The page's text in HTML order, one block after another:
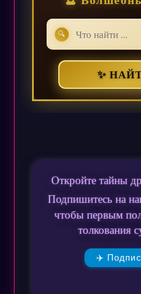
🔍
✨
Откройте тайны
Подпишитесь на
чтобы первым
толкования
✈️